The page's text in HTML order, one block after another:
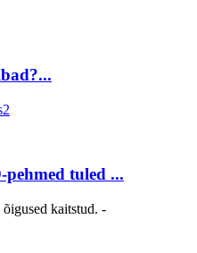
tuled ...
kaitstud. -